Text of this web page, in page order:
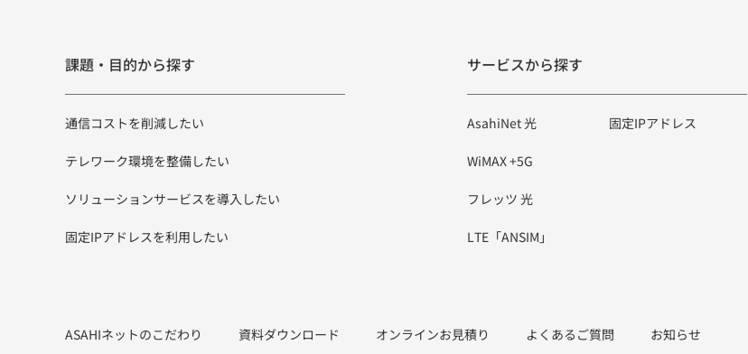
課題・目的から探す
通信コストを削減したい
テレワーク環境を整備したい
ソリューションサービスを導入したい
固定IPアドレスを利用したい
サービスから探す
AsahiNet 光
WiMAX +5G
フレッツ 光
LTE「ANSIM」
固定IPアドレス
ASAHIネットのこだわり 資料ダウンロード オンラインお見積り よくあるご質問 お知らせ